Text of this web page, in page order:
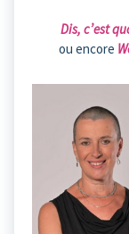
Dis, c’est
ou encore